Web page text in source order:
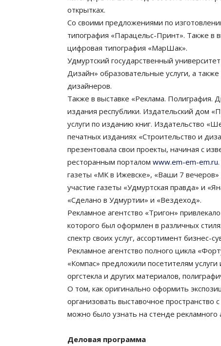
открытках.
Со своими предложениями по
типография «Парацельс-Принт». Также в
цифровая типография «МарШак».
Удмуртский государственный
Дизайн» образовательные услуги, а
дизайнеров.
Также в выставке «Реклама. Полиграфия.
издания республики. Издательский дом
услуги по изданию книг. Издательство
печатных изданиях «Строительство и
презентовала свои проекты, начиная с
ресторанным порталом www.em-em-em.ru
газеты «МК в Ижевске», «Ваши 7
участие газеты «Удмуртская правда» и
«Сделано в Удмуртии» и «Вездеход».
Рекламное агентство «Тригон»
которого был оформлен в различных
спектр своих услуг, ассортимент бизнес-
Рекламное агентство полного цикла
«Компас» предложили посетителям
оргстекла и других материалов,
О том, как оригинально оформить
организовать выставочное
можно было узнать на стенде рекламного
Деловая программа